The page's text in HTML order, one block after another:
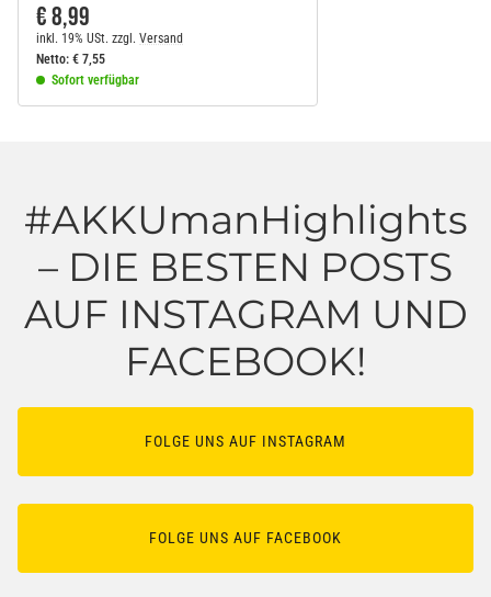
€ 8,99
inkl. 19% USt. zzgl. Versand
Netto: € 7,55
Sofort verfügbar
#AKKUmanHighlights
– DIE BESTEN POSTS
AUF INSTAGRAM UND
FACEBOOK!
FOLGE UNS AUF INSTAGRAM
FOLGE UNS AUF FACEBOOK